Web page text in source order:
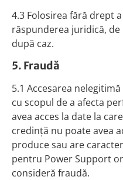
4.3 Folosirea fără drept
răspunderea juridică,
după caz.
5. Fraudă
5.1 Accesarea
cu scopul de a afecta
avea acces la date la
credinţă nu poate avea
produce sau are
pentru Power Support
consideră fraudă.